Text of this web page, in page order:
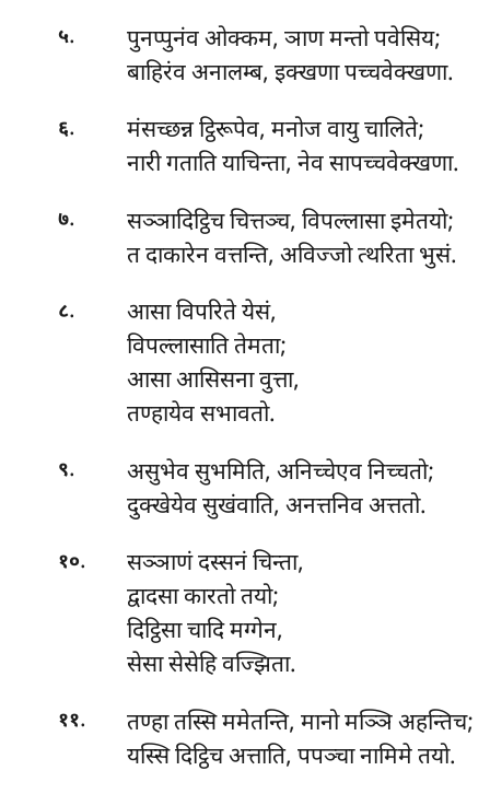
५.
पुनप्पुनंव ओक्कम, ञाण मन्तो पवेसिय;
बाहिरंव अनालम्ब, इक्खणा पच्चवेक्खणा.
६. मंसच्छन्नट्ठिरूपेव, मनोज वायु चालिते;
नारी गताति याचिन्ता, नेव सापच्चवेक्खणा.
७.
सञ्ञादिट्ठिच चित्तञ्च, विपल्लासा इमेतयो;
त दाकारेन वत्तन्ति, अविज्जो त्थरिता भुसं.
८. आसाविपरिते येसं,
विपल्लासाति तेमता;
आसा आसिसना वुत्ता,
तण्हायेव सभावतो.
९.
असुभेव सुभमिति, अनिच्चेएव निच्चतो;
दुक्खेयेव सुखंवाति, अनत्तनिव अत्ततो.
१०.
सञ्ञाणं दस्सनं चिन्ता,
द्वादसा कारतो तयो;
दिट्ठिसा चादि मग्गेन,
सेसा सेसेहि वज्झिता.
११. तण्हातस्सि ममेतन्ति, मानो मञ्ञि अहन्तिच;
यस्सि दिट्ठिच अत्ताति, पपञ्चा नामिमे तयो.